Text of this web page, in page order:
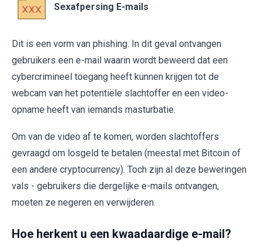
Sexafpersing E-mails
Dit is een vorm van phishing. In dit geval ontvangen
gebruikers een e-mail waarin wordt beweerd dat een
cybercrimineel toegang heeft kunnen krijgen tot de
webcam van het potentiële slachtoffer en een video-
opname heeft van iemands masturbatie.
Om van de video af te komen, worden slachtoffers
gevraagd om losgeld te betalen (meestal met Bitcoin of
een andere cryptocurrency). Toch zijn al deze beweringen
vals - gebruikers die dergelijke e-mails ontvangen,
moeten ze negeren en verwijderen.
Hoe herkent u een kwaadaardige e-mail?